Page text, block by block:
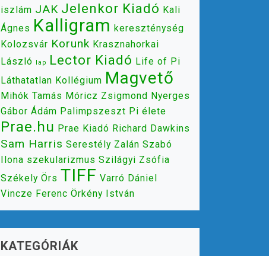
iszlám JAK Jelenkor Kiadó Kali
Ágnes Kalligram kereszténység
Kolozsvár Korunk Krasznahorkai
László lap Lector Kiadó Life of Pi
Láthatatlan Kollégium Magvető
Mihók Tamás Móricz Zsigmond Nyerges
Gábor Ádám Palimpszeszt Pi élete
Prae.hu Prae Kiadó Richard Dawkins
Sam Harris Serestély Zalán Szabó
Ilona szekularizmus Szilágyi Zsófia
Székely Örs TIFF Varró Dániel
Vincze Ferenc Örkény István
KATEGÓRIÁK